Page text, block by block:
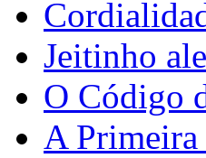
Jeitinho
O Código
A